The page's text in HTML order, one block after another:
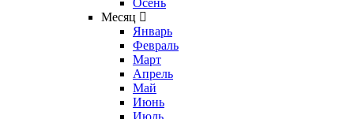
Осень
Месяц
Январь
Февраль
Март
Апрель
Май
Июнь
Июль